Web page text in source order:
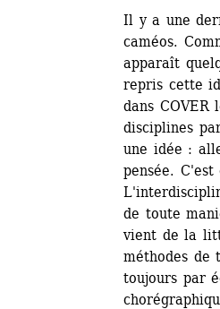
Il y a une
caméos.
apparaît
repris cette
dans
disciplines
une idée :
pensée.
de toute
vient de la
méthodes
toujours par